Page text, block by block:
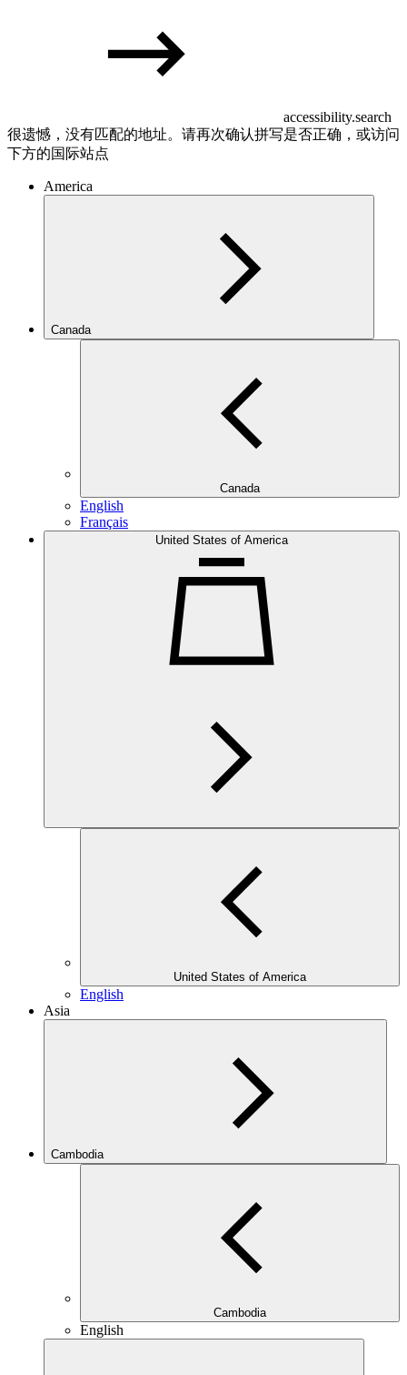
accessibility.search
很遗憾，没有匹配的地址。请再次确认拼写是否正确，或访问
下方的国际站点
America
Canada
Canada
English
Français
United States of America
United States of America
English
Asia
Cambodia
Cambodia
English